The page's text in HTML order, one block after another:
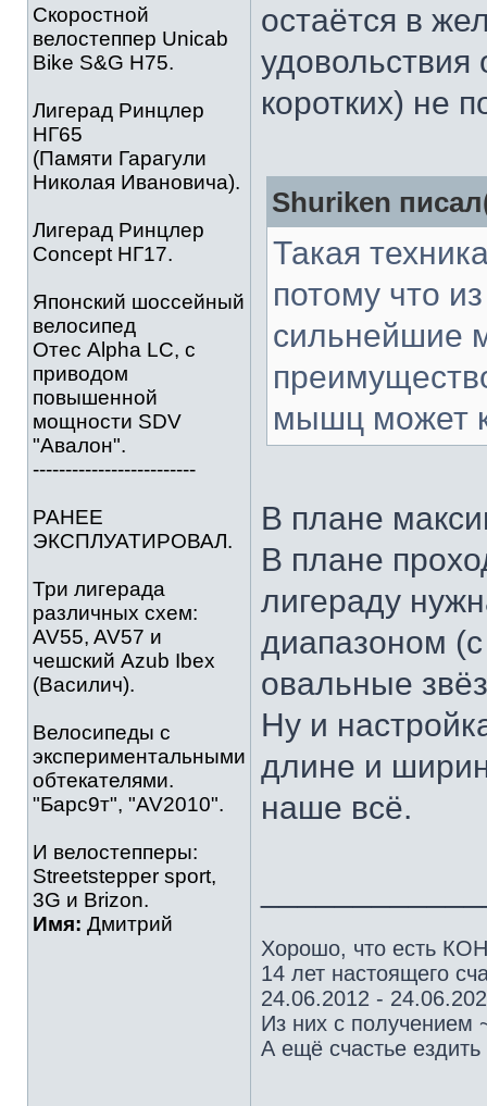
Скоростной
велостеппер Unicab
Bike S&G Н75.
Лигерад Ринцлер
НГ65
(Памяти Гарагули
Николая Ивановича).
Лигерад Ринцлер
Concept НГ17.
Японский шоссейный
велосипед
Отес Alpha LC, с
приводом
повышенной
мощности SDV
"Авалон".
-------------------------
РАНЕЕ
ЭКСПЛУАТИРОВАЛ.
Три лигерада
различных схем:
AV55, AV57 и
чешский Azub Ibex
(Василич).
Велосипеды с
экспериментальными
обтекателями.
"Барс9т", "AV2010".
И велостепперы:
Streetstepper sport,
3G и Brizon.
Имя: Дмитрий
остаётся в
удовольствия
коротких) не
Shuriken
Такая
потому что
сильнейшие
мышц может
В плане
В плане
лигераду
диапазоном
овальные
Ну и
длине и
наше всё.
Хорошо, что есть
14 лет настоящего
24.06.2012 -
Из них с получением
А ещё счастье